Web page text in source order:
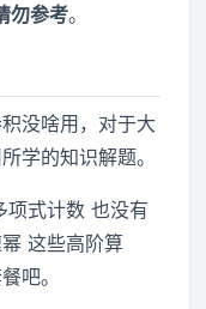
勿参考。
没啥用，对于大
学的知识解题。
项式计数 也没有
这些高阶算
吧。